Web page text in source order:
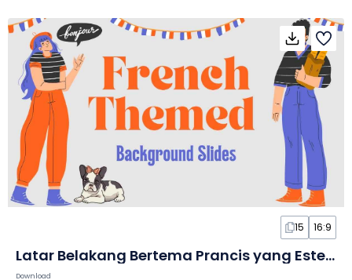
15 16:9
Latar Belakang Bertema Prancis yang Estetik dalam Slide
Download